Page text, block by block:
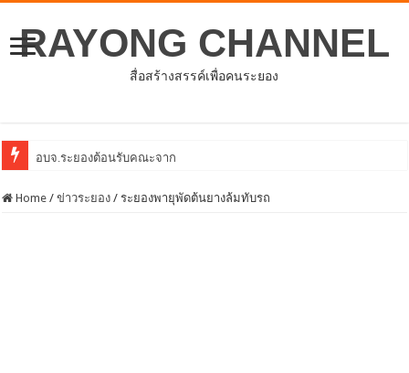
RAYONG CHANNEL
สื่อสร้างสรรค์เพื่อคนระยอง
อบจ.ระยองต้อนรับคณะจากตัวแทนศูนย์ธุรกิจจีน – อาเซียน (C
Home / ข่าวระยอง / ระยองพายุพัดต้นยางล้มทับรถ